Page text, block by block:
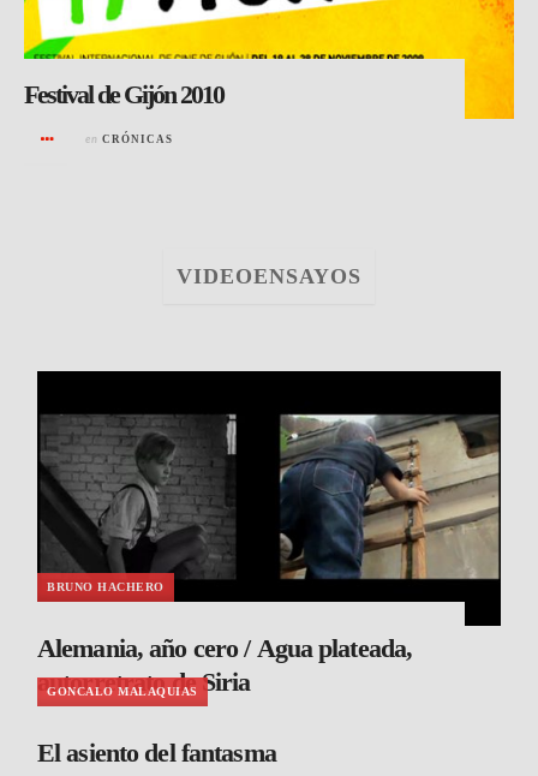
Festival de Gijón 2010
en CRÓNICAS
VIDEOENSAYOS
BRUNO HACHERO
Alemania, año cero / Agua plateada,
autorretrato de Siria
GONCALO MALAQUIAS
El asiento del fantasma